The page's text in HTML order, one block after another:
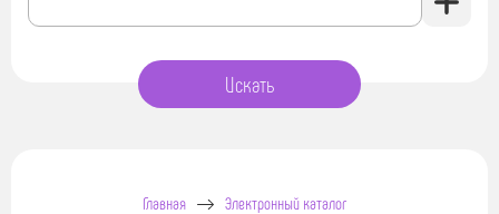
Главная Электронный каталог